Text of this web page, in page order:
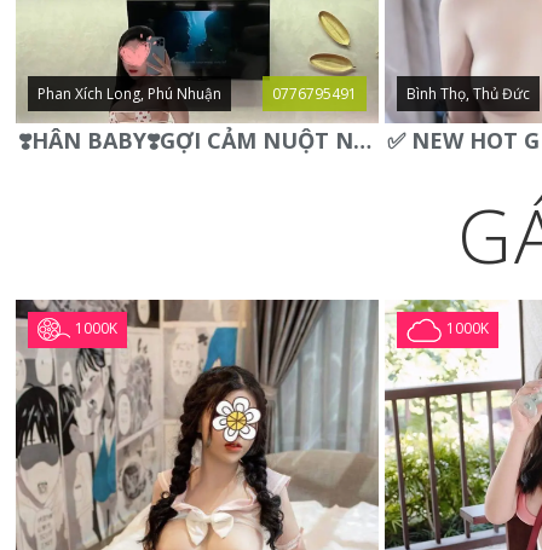
Phan Xích Long, Phú Nhuận 0776795491
❣️HÂN BABY❣️GỢI CẢM NUỘT NÀ DÁNG SON XINH XINH QUYẾN RŨ
Bình Thọ, Thủ Đức
1000K 1000K